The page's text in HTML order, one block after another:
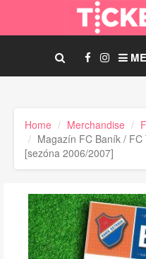
Home Merchandise
Magazín FC Baník /
[sezóna 2006/2007]